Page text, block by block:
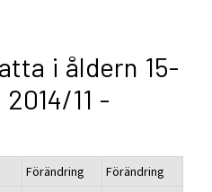
i åldern 15-
11 -
Förändring
Förändring